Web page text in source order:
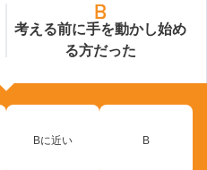
考える前に手を動かし始め
る方だった
Bに近い B